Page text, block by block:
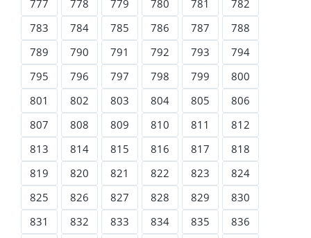
777
778 779 780 781
782
783
784 785 786 787
788
789
790 791 792 793
794
795
796 797 798 799
800
801
802 803 804 805
806
807
808 809 810 811
812
813
814 815 816 817
818
819
820 821 822 823
824
825
826 827 828 829
830
831
832 833 834 835
836